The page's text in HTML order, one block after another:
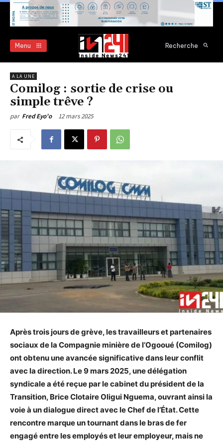
Menu Recherche
A LA UNE
Comilog : sortie de crise ou
simple trêve ?
par Fred Eyo'o 12 mars 2025
Après trois jours de grève, les travailleurs et partenaires
sociaux de la Compagnie minière de l’Ogooué (Comilog)
ont obtenu une avancée significative dans leur conflit
avec la direction. Le 9 mars 2025, une délégation
syndicale a été reçue par le cabinet du président de la
Transition, Brice Clotaire Oligui Nguema, ouvrant ainsi la
voie à un dialogue direct avec le Chef de l’État. Cette
rencontre marque un tournant dans le bras de fer
engagé entre les employés et leur employeur, mais ne